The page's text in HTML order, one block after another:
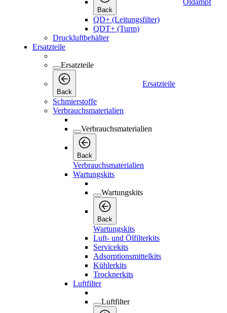
Back
Öldampf
QD+ (Leitungsfilter)
QDT+ (Turm)
Druckluftbehälter
Ersatzteile
Ersatzteile
Back
Ersatzteile
Schmierstoffe
Verbrauchsmaterialien
Verbrauchsmaterialien
Back
Verbrauchsmaterialien
Wartungskits
Wartungskits
Back
Wartungskits
Luft- und Ölfilterkits
Servicekits
Adsorptionsmittelkits
Kühlerkits
Trocknerkits
Luftfilter
Luftfilter